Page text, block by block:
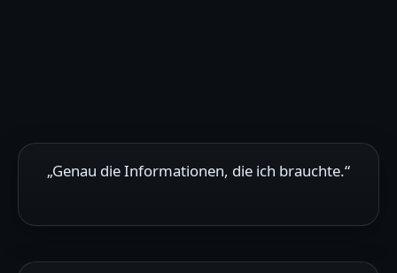
„Genau die Informationen, die ich brauchte.“